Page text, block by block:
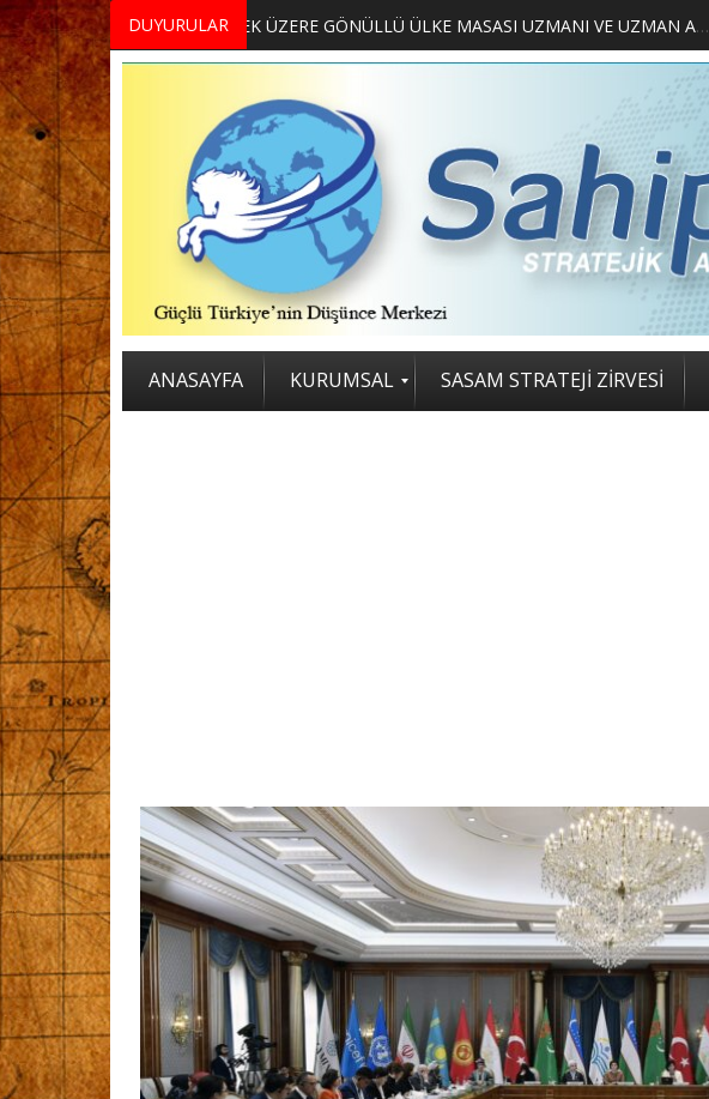
DUYURULAR
MERKEZİMİZ BÜNYESİNDE YETİŞTİRİLMEK ÜZERE GÖNÜLLÜ ÜLKE MASASI UZMANI VE UZMAN ADAYLARI ARIYORUZ 2. SASAM STRATEJİ ZİRVESİ KATILIMCILARI BELLİ OLDU
ANASAYFA KURUMSAL SASAM STRATEJİ ZİRVESİ